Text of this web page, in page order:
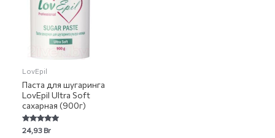
LovEpil
Паста для шугаринга
LovEpil Ultra Soft
сахарная (900г)
Rated
5.00
24,93Br